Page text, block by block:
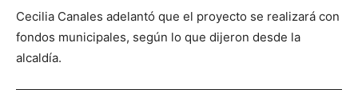
Cecilia Canales adelantó que el proyecto se realizará con
fondos municipales, según lo que dijeron desde la
alcaldía.